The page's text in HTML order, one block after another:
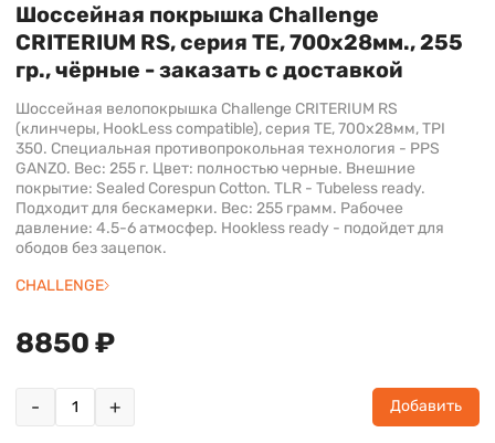
Шоссейная покрышка Challenge
CRITERIUM RS, серия TE, 700х28мм., 255
гр., чёрные - заказать с доставкой
Шоссейная велопокрышка Challenge CRITERIUM RS
(клинчеры, HookLess compatible), серия TE, 700х28мм, TPI
350. Специальная противопрокольная технология - PPS
GANZO. Вес: 255 г. Цвет: полностью черные. Внешние
покрытие: Sealed Corespun Cotton. TLR - Tubeless ready.
Подходит для бескамерки. Вес: 255 грамм. Рабочее
давление: 4.5-6 атмосфер. Hookless ready - подойдет для
ободов без зацепок.
CHALLENGE
8850 ₽
- + Добавить